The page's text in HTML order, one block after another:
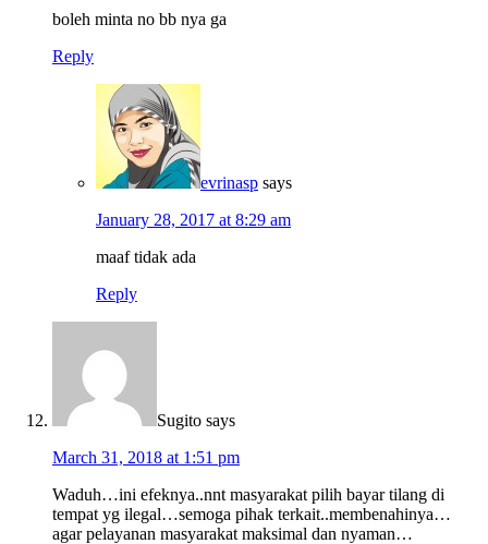
boleh minta no bb nya ga
Reply
evrinasp says
January 28, 2017 at 8:29 am
maaf tidak ada
Reply
Sugito says
March 31, 2018 at 1:51 pm
Waduh…ini efeknya..nnt masyarakat pilih bayar tilang di
tempat yg ilegal…semoga pihak terkait..membenahinya…
agar pelayanan masyarakat maksimal dan nyaman…